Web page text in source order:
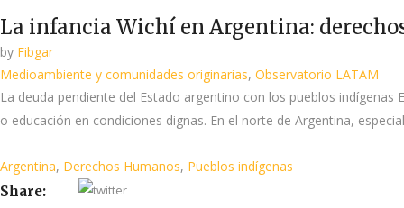
La infancia Wichí en Argentina:
by Fibgar
Medioambiente y comunidades originarias, Observatorio LATAM
La deuda pendiente del Estado argentino con los pueblos
o educación en condiciones dignas. En el norte de Argentina,
Argentina, Derechos Humanos, Pueblos indígenas
Share: